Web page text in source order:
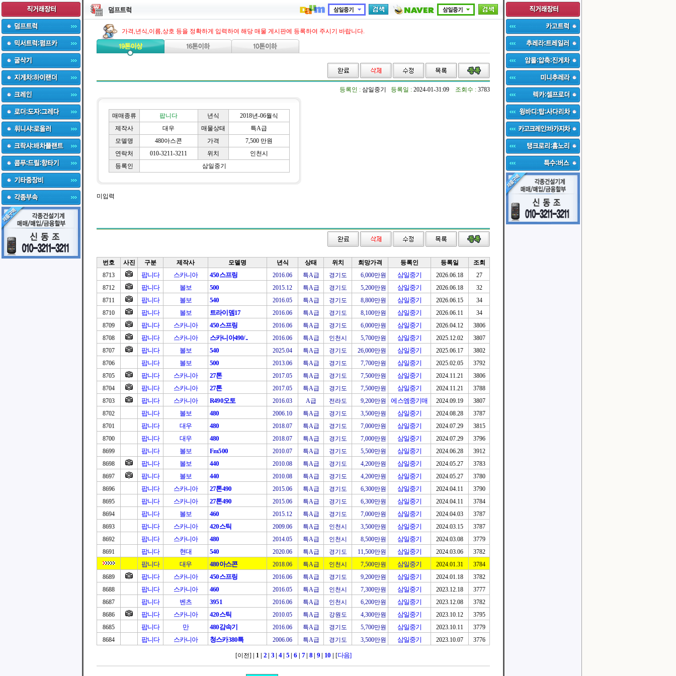
가격,년식,이름,상호 등을 정확하게 입력하여 해당 매물 게시판에 등록하여 주시기 바랍니다.
등록인 : 삼일중기 등록일 : 2024-01-31:09 조회수 : 3783
매매종류 팝니다 년식
2018년-06월식
제작사
대우 매물상태
특A급
모델명
480아스콘 가격
7,500 만원
연락처
010-3211-3211 위치
인천시
등록인
삼일중기
미입력
번호 사진 구분 제작사 모델명 년식 상태 위치 희망가격 등록인 등록일
조회
8713
팝니다 스카니아 450스프링 2016.06 특A급 경기도 6,000만원 삼일중기 2026.06.18
27
8712
팝니다 볼보 500 2015.12 특A급 경기도 5,200만원 삼일중기 2026.06.18
32
8711
팝니다 볼보 540 2016.05 특A급 경기도 8,800만원 삼일중기 2026.06.15
34
8710
팝니다 볼보 트라이뎀17 2016.06 특A급 경기도 8,100만원 삼일중기 2026.06.11
34
8709
팝니다 스카니아 450스프링 2016.06 특A급 경기도 6,000만원 삼일중기 2026.04.12
3806
8708
팝니다 스카니아 스카니아490/.. 2016.06 특A급 인천시 5,700만원 삼일중기 2025.12.02
3807
8707
팝니다 볼보 540 2025.04 특A급 경기도 26,000만원 삼일중기 2025.06.17
3802
8706
팝니다 볼보 500 2013.06 특A급 경기도 7,700만원 삼일중기 2025.02.05
3792
8705
팝니다 스카니아 27톤 2017.05 특A급 경기도 7,500만원 삼일중기 2024.11.21
3806
8704
팝니다 스카니아 27톤 2017.05 특A급 경기도 7,500만원 삼일중기 2024.11.21
3788
8703
팝니다 스카니아 R490오토 2016.03 A급 전라도 9,200만원 에스엠중기매 2024.09.19
3807
8702
팝니다 볼보 480 2006.10 특A급 경기도 3,500만원 삼일중기 2024.08.28
3787
8701
팝니다 대우 480 2018.07 특A급 경기도 7,000만원 삼일중기 2024.07.29
3815
8700
팝니다 대우 480 2018.07 특A급 경기도 7,000만원 삼일중기 2024.07.29
3796
8699
팝니다 볼보 Fm500 2010.07 특A급 경기도 5,500만원 삼일중기 2024.06.28
3912
8698
팝니다 볼보 440 2010.08 특A급 경기도 4,200만원 삼일중기 2024.05.27
3783
8697
팝니다 볼보 440 2010.08 특A급 경기도 4,200만원 삼일중기 2024.05.27
3780
8696
팝니다 스카니아 27톤490 2015.06 특A급 경기도 6,300만원 삼일중기 2024.04.11
3790
8695
팝니다 스카니아 27톤490 2015.06 특A급 경기도 6,300만원 삼일중기 2024.04.11
3784
8694
팝니다 볼보 460 2015.12 특A급 경기도 7,000만원 삼일중기 2024.04.03
3787
8693
팝니다 스카니아 420스틱 2009.06 특A급 인천시 3,500만원 삼일중기 2024.03.15
3787
8692
팝니다 스카니아 480 2014.05 특A급 인천시 8,500만원 삼일중기 2024.03.08
3779
8691
팝니다 현대 540 2020.06 특A급 경기도 11,500만원 삼일중기 2024.03.06 3782
팝니다 대우 480아스콘 2018.06 특A급 인천시 7,500만원 삼일중기 2024.01.31
3784
8689
팝니다 스카니아 450스프링 2016.06 특A급 경기도 9,200만원 삼일중기 2024.01.18
3782
8688
팝니다 스카니아 460 2016.05 특A급 인천시 7,300만원 삼일중기 2023.12.18
3777
8687
팝니다 벤츠 3951 2016.06 특A급 인천시 6,200만원 삼일중기 2023.12.08
3782
8686
팝니다 스카니아 420스틱 2010.05 특A급 강원도 4,300만원 삼일중기 2023.10.12
3795
8685
팝니다 만 480감속기 2016.06 특A급 경기도 5,700만원 삼일중기 2023.10.11
3779
8684
팝니다 스카니아 청스카380특 2006.06 특A급 경기도 3,500만원 삼일중기 2023.10.07 3776
[이전] | 1 2 3 |4 |5 |6 7 8 |9 10 [다음]